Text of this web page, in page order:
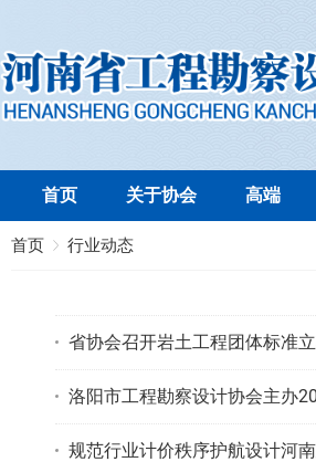
首页 关于协会 高端
首页 行业动态
省协会召开岩土工程团体标准
洛阳市工程勘察设计协会主办
规范行业计价秩序护航设计河